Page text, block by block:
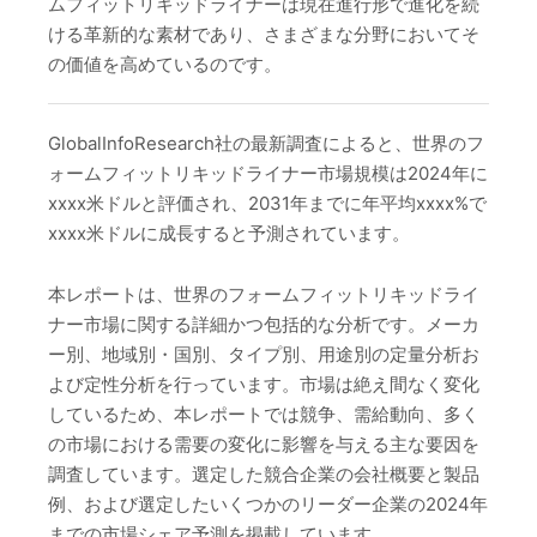
ける革新的な素材であり、さまざまな分野においてそ
の価値を高めているのです。
GlobalInfoResearch社の最新調査によると、世界のフ
ォームフィットリキッドライナー市場規模は2024年に
xxxx米ドルと評価され、2031年までに年平均xxxx%で
xxxx米ドルに成長すると予測されています。
本レポートは、世界のフォームフィットリキッドライ
ナー市場に関する詳細かつ包括的な分析です。メーカ
ー別、地域別・国別、タイプ別、用途別の定量分析お
よび定性分析を行っています。市場は絶え間なく変化
しているため、本レポートでは競争、需給動向、多く
の市場における需要の変化に影響を与える主な要因を
調査しています。選定した競合企業の会社概要と製品
例、および選定したいくつかのリーダー企業の2024年